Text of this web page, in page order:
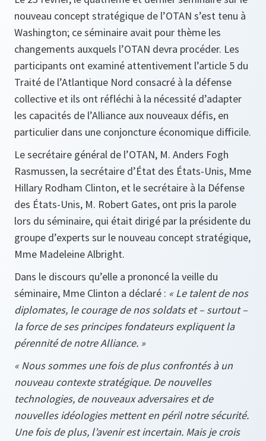
nouveau concept stratégique de l’OTAN s’est tenu à
Washington; ce séminaire avait pour thème les
changements auxquels l’OTAN devra procéder. Les
participants ont examiné attentivement l’article 5 du
Traité de l’Atlantique Nord consacré à la défense
collective et ils ont réfléchi à la nécessité d’adapter
les capacités de l’Alliance aux nouveaux défis, en
particulier dans une conjoncture économique difficile.
Le secrétaire général de l’OTAN, M. Anders Fogh
Rasmussen, la secrétaire d’État des États-Unis, Mme
Hillary Rodham Clinton, et le secrétaire à la Défense
des États-Unis, M. Robert Gates, ont pris la parole
lors du séminaire, qui était dirigé par la présidente du
groupe d’experts sur le nouveau concept stratégique,
Mme Madeleine Albright.
Dans le discours qu’elle a prononcé la veille du
séminaire, Mme Clinton a déclaré : « Le talent de nos
diplomates, le courage de nos soldats et – surtout –
la force de ses principes fondateurs expliquent la
pérennité de notre Alliance. »
« Nous sommes une fois de plus confrontés à un
nouveau contexte stratégique. De nouvelles
technologies, de nouveaux adversaires et de
nouvelles idéologies mettent en péril notre sécurité.
Une fois de plus, l’avenir est incertain. Mais je crois